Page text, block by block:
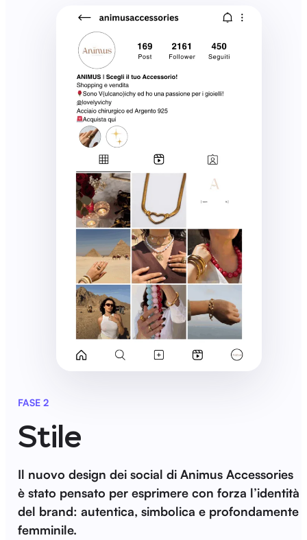
FASE 2
Stile
Il nuovo design dei social di Animus Accessories
è stato pensato per esprimere con forza l’identità
del brand: autentica, simbolica e profondamente
femminile.